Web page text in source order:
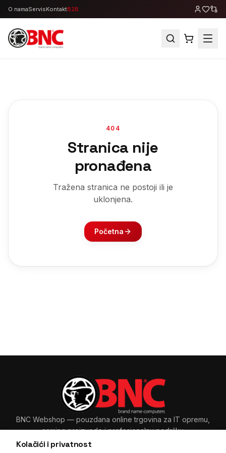
O namaServisKontaktB2B
Kolačići i privatnost
404
Stranica nije
pronađena
Tražena stranica ne postoji ili je
uklonjena.
Početna
BNC Webshop — pouzdana online trgovina za IT opremu,
gaming proizvode i profesionalnu podršku.